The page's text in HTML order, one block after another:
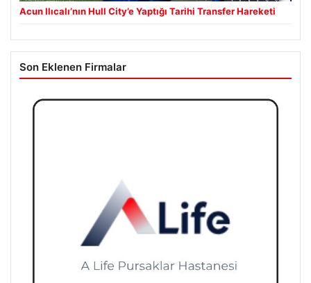
Acun Ilıcalı’nın Hull City’e Yaptığı Tarihi Transfer Hareketi
Son Eklenen Firmalar